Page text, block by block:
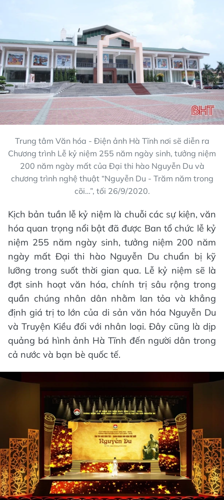
Trung tâm Văn hóa - Điện ảnh Hà Tĩnh nơi sẽ diễn ra
Chương trình Lễ kỷ niệm 255 năm ngày sinh, tưởng niệm
200 năm ngày mất của Đại thi hào Nguyễn Du và
chương trình nghệ thuật “Nguyễn Du - Trăm năm trong
cõi…”, tối 26/9/2020.
Kịch bản tuần lễ kỷ niệm là chuỗi các sự kiện, văn
hóa quan trọng nổi bật đã được Ban tổ chức lễ kỷ
niệm 255 năm ngày sinh, tưởng niệm 200 năm
ngày mất Đại thi hào Nguyễn Du chuẩn bị kỹ
lưỡng trong suốt thời gian qua. Lễ kỷ niệm sẽ là
đợt sinh hoạt văn hóa, chính trị sâu rộng trong
quần chúng nhân dân nhằm lan tỏa và khẳng
định giá trị to lớn của di sản văn hóa Nguyễn Du
và Truyện Kiều đối với nhân loại. Đây cũng là dịp
quảng bá hình ảnh Hà Tĩnh đến người dân trong
cả nước và bạn bè quốc tế.